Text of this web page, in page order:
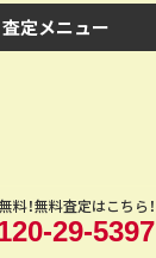
査定メニュー
料！無料査定はこちら！
29-5397